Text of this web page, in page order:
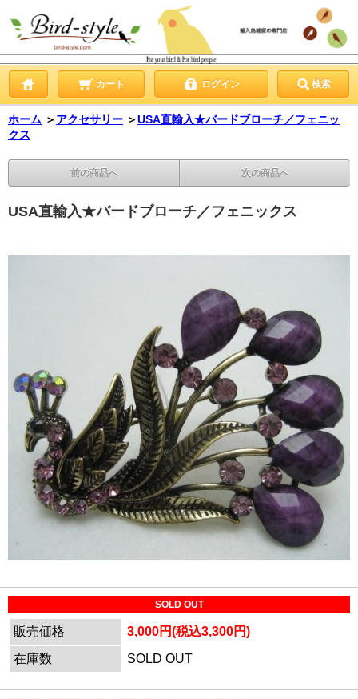
カート ログイン 検索
ホーム ＞ アクセサリー ＞USA直輸入★バードブローチ／フェニッ
クス
前の商品へ 次の商品へ
USA直輸入★バードブローチ／フェニックス
SOLD OUT
販売価格
3,000円(税込3,300円)
在庫数
SOLD OUT